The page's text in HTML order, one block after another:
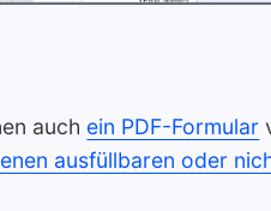
auch ein PDF-Formular
ausfüllbaren oder